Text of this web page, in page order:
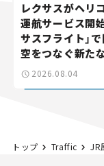
レクサスがヘリ
運航サービス開始
サスフライト」で
空をつなぐ新た
験とは
2026.08.04
トップ Traffic JR原宿